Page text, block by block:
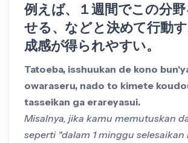
例えば、１週間でこの分
せる、などと決めて行動
成感が得られやすい。
Tatoeba, isshuukan de kono
owaraseru, nado to kimete
tasseikan ga erareyasui.
Misalnya, jika kamu memutuskan
seperti "dalam 1 minggu selesaikan